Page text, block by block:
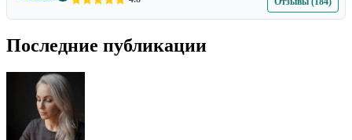
Последние публикации